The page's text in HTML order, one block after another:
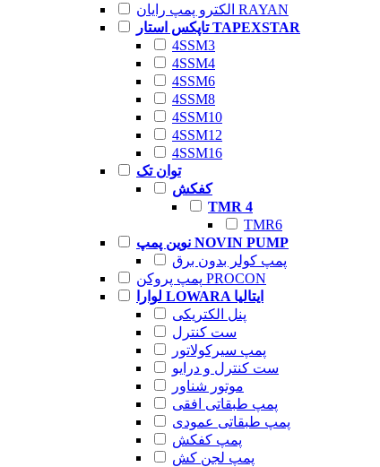
الکترو پمپ رایان RAYAN
تاپکس استار TAPEXSTAR
4SSM3
4SSM4
4SSM6
4SSM8
4SSM10
4SSM12
4SSM16
توان تک
کفکش
TMR 4
TMR6
نوین پمپ NOVIN PUMP
پمپ کولر بدون برق
پمپ پروکن PROCON
لوارا LOWARA ایتالیا
پنل الکتریکی
ست کنترل
پمپ سیرکولاتور
ست کنترل و درایو
موتور شناور
پمپ طبقاتی افقی
پمپ طبقاتی عمودی
پمپ کفکش
پمپ لجن کش